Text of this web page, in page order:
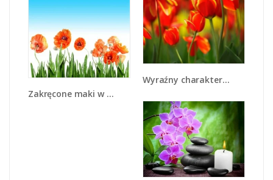
Zakręcone maki w każdą stronę - K570
Wyraźny charakter tulipanów - K349